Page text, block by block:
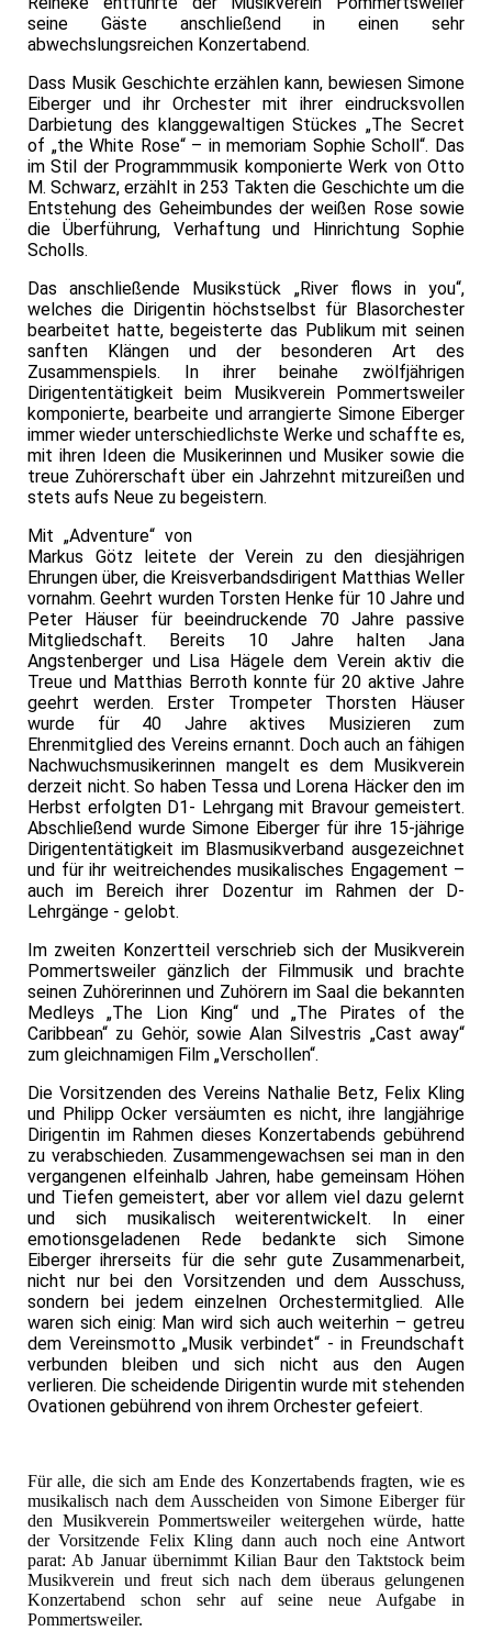
seine Gäste anschließend in einen sehr
abwechslungsreichen Konzertabend.
Dass Musik Geschichte erzählen kann, bewiesen Simone
Eiberger und ihr Orchester mit ihrer eindrucksvollen
Darbietung des klanggewaltigen Stückes „The Secret
of „the White Rose“ – in memoriam Sophie Scholl“. Das
im Stil der Programmmusik komponierte Werk von Otto
M. Schwarz, erzählt in 253 Takten die Geschichte um die
Entstehung des Geheimbundes der weißen Rose sowie
die Überführung, Verhaftung und Hinrichtung Sophie
Scholls.
Das anschließende Musikstück „River flows in you“,
welches die Dirigentin höchstselbst für Blasorchester
bearbeitet hatte, begeisterte das Publikum mit seinen
sanften Klängen und der besonderen Art des
Zusammenspiels. In ihrer beinahe zwölfjährigen
Dirigententätigkeit beim Musikverein Pommertsweiler
komponierte, bearbeite und arrangierte Simone Eiberger
immer wieder unterschiedlichste Werke und schaffte es,
mit ihren Ideen die Musikerinnen und Musiker sowie die
treue Zuhörerschaft über ein Jahrzehnt mitzureißen und
stets aufs Neue zu begeistern.
Mit „Adventure“ von
Markus Götz leitete der Verein zu den diesjährigen
Ehrungen über, die Kreisverbandsdirigent Matthias Weller
vornahm. Geehrt wurden Torsten Henke für 10 Jahre und
Peter Häuser für beeindruckende 70 Jahre passive
Mitgliedschaft. Bereits 10 Jahre halten Jana
Angstenberger und Lisa Hägele dem Verein aktiv die
Treue und Matthias Berroth konnte für 20 aktive Jahre
geehrt werden. Erster Trompeter Thorsten Häuser
wurde für 40 Jahre aktives Musizieren zum
Ehrenmitglied des Vereins ernannt. Doch auch an fähigen
Nachwuchsmusikerinnen mangelt es dem Musikverein
derzeit nicht. So haben Tessa und Lorena Häcker den im
Herbst erfolgten D1- Lehrgang mit Bravour gemeistert.
Abschließend wurde Simone Eiberger für ihre 15-jährige
Dirigententätigkeit im Blasmusikverband ausgezeichnet
und für ihr weitreichendes musikalisches Engagement –
auch im Bereich ihrer Dozentur im Rahmen der D-
Lehrgänge - gelobt.
Im zweiten Konzertteil verschrieb sich der Musikverein
Pommertsweiler gänzlich der Filmmusik und brachte
seinen Zuhörerinnen und Zuhörern im Saal die bekannten
Medleys „The Lion King“ und „The Pirates of the
Caribbean“ zu Gehör, sowie Alan Silvestris „Cast away“
zum gleichnamigen Film „Verschollen“.
Die Vorsitzenden des Vereins Nathalie Betz, Felix Kling
und Philipp Ocker versäumten es nicht, ihre langjährige
Dirigentin im Rahmen dieses Konzertabends gebührend
zu verabschieden. Zusammengewachsen sei man in den
vergangenen elfeinhalb Jahren, habe gemeinsam Höhen
und Tiefen gemeistert, aber vor allem viel dazu gelernt
und sich musikalisch weiterentwickelt. In einer
emotionsgeladenen Rede bedankte sich Simone
Eiberger ihrerseits für die sehr gute Zusammenarbeit,
nicht nur bei den Vorsitzenden und dem Ausschuss,
sondern bei jedem einzelnen Orchestermitglied. Alle
waren sich einig: Man wird sich auch weiterhin – getreu
dem Vereinsmotto „Musik verbindet“ - in Freundschaft
verbunden bleiben und sich nicht aus den Augen
verlieren. Die scheidende Dirigentin wurde mit stehenden
Ovationen gebührend von ihrem Orchester gefeiert.
Für alle, die sich am Ende des Konzertabends fragten, wie es
musikalisch nach dem Ausscheiden von Simone Eiberger für
den Musikverein Pommertsweiler weitergehen würde, hatte
der Vorsitzende Felix Kling dann auch noch eine Antwort
parat: Ab Januar übernimmt Kilian Baur den Taktstock beim
Musikverein und freut sich nach dem überaus gelungenen
Konzertabend schon sehr auf seine neue Aufgabe in
Pommertsweiler.